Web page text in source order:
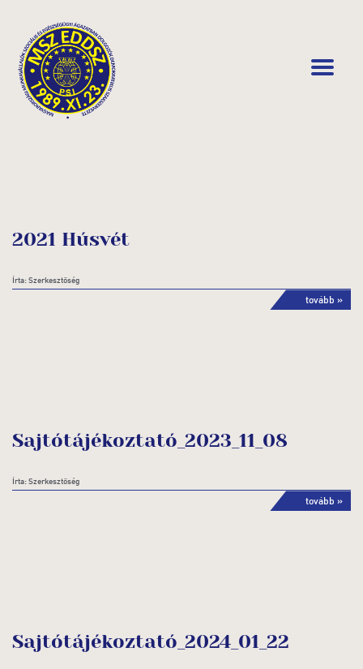
2021 Húsvét
Írta: Szerkesztőség
tovább »
Sajtótájékoztató_2023_11_08
Írta: Szerkesztőség
tovább »
Sajtótájékoztató_2024_01_22